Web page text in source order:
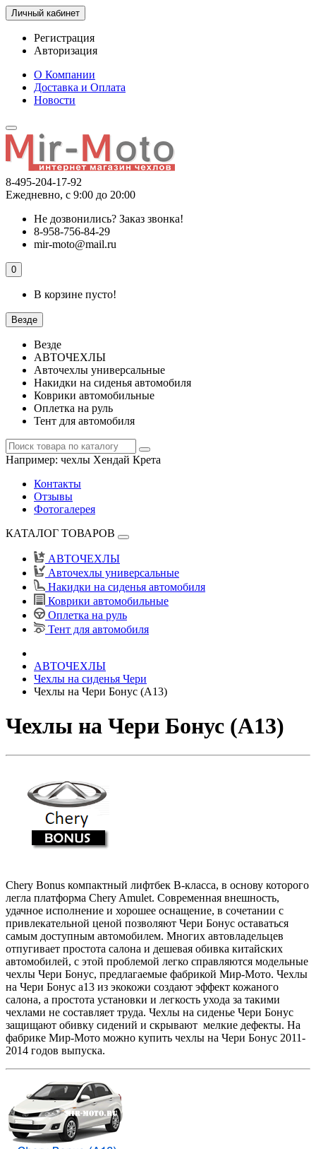
Личный кабинет
Регистрация
Авторизация
О Компании
Доставка и Оплата
Новости
8-495-204-17-92
Ежедневно, с 9:00 до 20:00
Не дозвонились? Заказ звонка!
8-958-756-84-29
mir-moto@mail.ru
0
В корзине пусто!
Везде
Везде
АВТОЧЕХЛЫ
Авточехлы универсальные
Накидки на сиденья автомобиля
Коврики автомобильные
Оплетка на руль
Тент для автомобиля
Например: чехлы Хендай Крета
Контакты
Отзывы
Фотогалерея
КАТАЛОГ ТОВАРОВ
АВТОЧЕХЛЫ
Авточехлы универсальные
Накидки на сиденья автомобиля
Коврики автомобильные
Оплетка на руль
Тент для автомобиля
АВТОЧЕХЛЫ
Чехлы на сиденья Чери
Чехлы на Чери Бонус (A13)
Чехлы на Чери Бонус (A13)
Chery Bonus компактный лифтбек В-класса, в основу которого
легла платформа Chery Amulet. Современная внешность,
удачное исполнение и хорошее оснащение, в сочетании с
привлекательной ценой позволяют Чери Бонус оставаться
самым доступным автомобилем. Многих автовладельцев
отпугивает простота салона и дешевая обивка китайских
автомобилей, с этой проблемой легко справляются модельные
чехлы Чери Бонус, предлагаемые фабрикой Мир-Мото. Чехлы
на Чери Бонус а13 из экокожи создают эффект кожаного
салона, а простота установки и легкость ухода за такими
чехлами не составляет труда. Чехлы на сиденье Чери Бонус
защищают обивку сидений и скрывают мелкие дефекты. На
фабрике Мир-Мото можно купить чехлы на Чери Бонус 2011-
2014 годов выпуска.